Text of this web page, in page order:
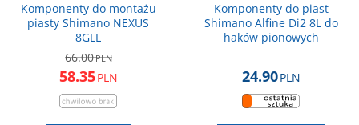
Komponenty do montażu
piasty Shimano NEXUS
8GLL
66.00PLN
58.35PLN
Komponenty do piast
Shimano Alfine Di2 8L do
haków pionowych
24.90PLN